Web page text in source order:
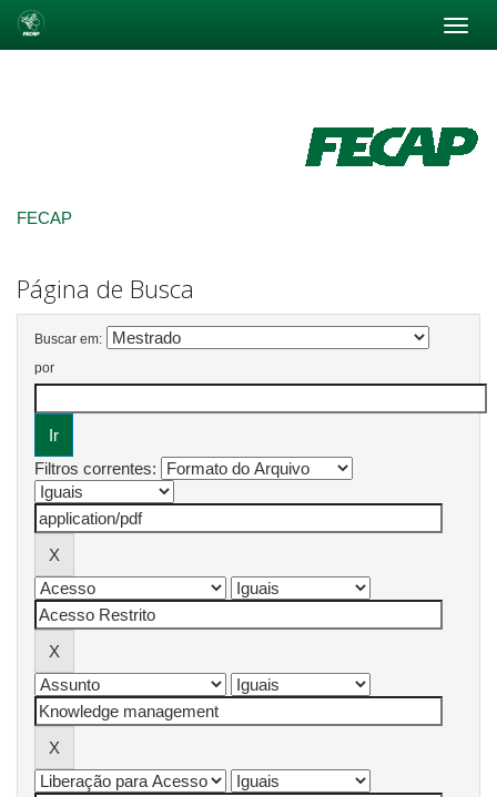
FECAP
Página de Busca
Buscar em:
por
Filtros correntes: